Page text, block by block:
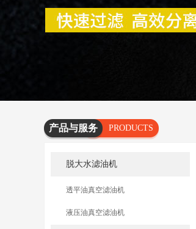
产品与服务
PRODUCTS
SERVICES
脱大水滤油机
透平油真空滤油机
液压油真空滤油机